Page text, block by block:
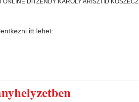
itt lehet: